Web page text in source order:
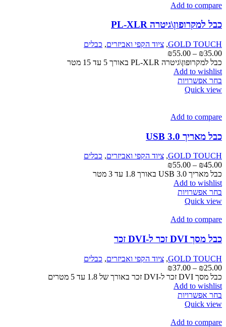
Add to compare
כבל למקרופון\גיטרה PL-XLR
GOLD TOUCH
, ציוד הקפי ואביזרים, כבלים
₪35.00
–
₪55.00
מחירים:כבל למקרופון\גיטרה PL-XLR באורך 5 עד 15 מטר
Add to wishlist
בחר אפשרויות
סוגים.
לבחור
את
האפשרויות
בעמוד
המוצר
Quick view
Add to compare
כבל מאריך USB 3.0
GOLD TOUCH
, ציוד הקפי ואביזרים, כבלים
₪45.00
–
₪55.00
מחירים:
כבל מאריך USB 3.0 באורך 1.8 עד 3 מטר
Add to wishlist
בחר אפשרויות
מספר
ניתן
לבחור
את
האפשרויות
בעמוד
המוצר
Quick view
Add to compare
כבל מסך DVI זכר ל-DVI זכר
GOLD TOUCH
, ציוד הקפי ואביזרים, כבלים
₪25.00
–
₪37.00
מחירים:
כבל מסך DVI זכר ל-DVI זכר באורך של 1.8 עד 5 מטרים
Add to wishlist
בחר אפשרויות
מספר
Quick view
Add to compare